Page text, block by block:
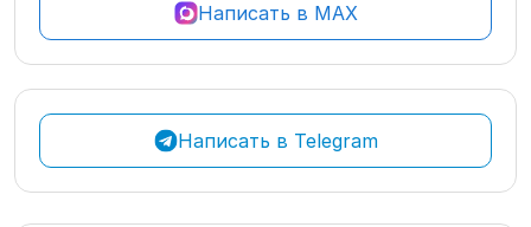
Написать в MAX
Написать в Telegram